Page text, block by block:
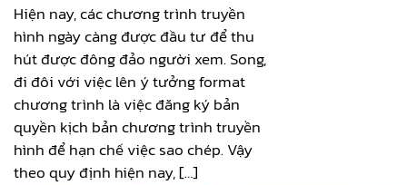
Hiện nay, các chương trình truyền
hình ngày càng được đầu tư để thu
hút được đông đảo người xem. Song,
đi đôi với việc lên ý tưởng format
chương trình là việc đăng ký bản
quyền kịch bản chương trình truyền
hình để hạn chế việc sao chép. Vậy
theo quy định hiện nay, […]